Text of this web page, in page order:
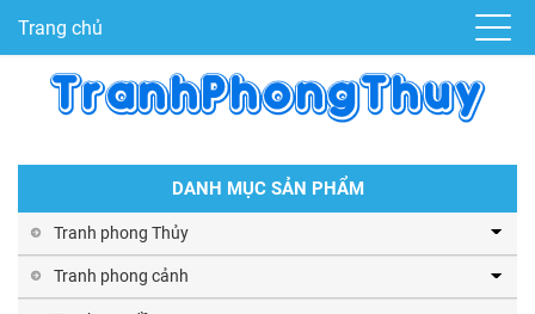
Trang chủ
DANH MỤC SẢN PHẨM
Tranh phong Thủy
Tranh phong cảnh